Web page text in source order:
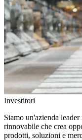
Investitori
Siamo un'azienda
rinnovabile che crea
prodotti, soluzioni e